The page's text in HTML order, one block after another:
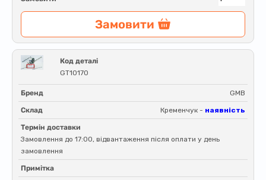
Замовити
Код деталі
GT10170
Бренд GMB
Склад Кременчук - наявність
Термін доставки
Замовлення до 17:00, відвантаження після оплати у день
замовлення
Примітка